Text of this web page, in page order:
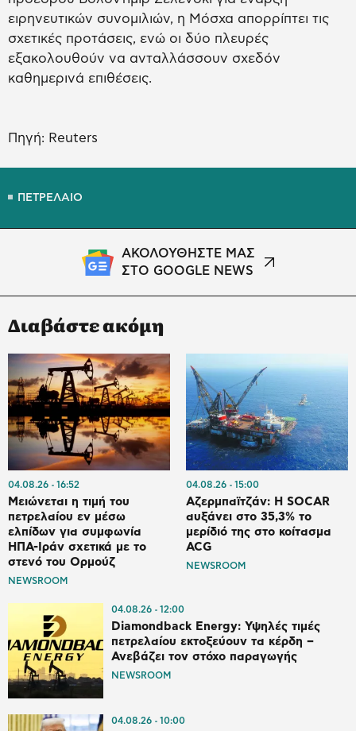
ειρηνευτικών συνομιλιών, η Μόσχα απορρίπτει τις
σχετικές προτάσεις, ενώ οι δύο πλευρές
εξακολουθούν να ανταλλάσσουν σχεδόν
καθημερινά επιθέσεις.
Πηγή: Reuters
ΠΕΤΡΕΛΑΙΟ
ΑΚΟΛΟΥΘΗΣΤΕ ΜΑΣ
ΣΤΟ GOOGLE NEWS
Διαβάστε ακόμη
04.08.26 16:52
Μειώνεται η τιμή του
πετρελαίου εν μέσω
ελπίδων για συμφωνία
ΗΠΑ-Ιράν σχετικά με το
στενό του Ορμούζ
NEWSROOM
04.08.26 15:00
Αζερμπαϊτζάν: Η SOCAR
αυξάνει στο 35,3% το
μερίδιό της στο κοίτασμα
ACG
NEWSROOM
04.08.26 12:00
Diamondback Energy: Υψηλές τιμές
πετρελαίου εκτοξεύουν τα κέρδη –
Ανεβάζει τον στόχο παραγωγής
NEWSROOM
04.08.26 10:00